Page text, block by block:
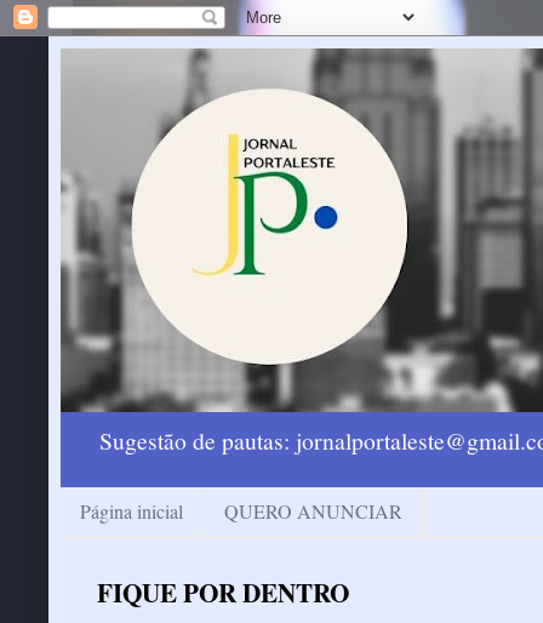
Sugestão de pautas:
Página inicial QUERO ANUNCIAR
FIQUE POR DENTRO